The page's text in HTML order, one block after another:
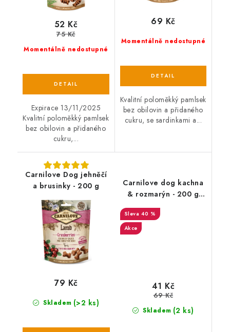
Momentálně nedostupné
52 Kč
75 Kč
Expirace 13/11/2025
Kvalitní poloměkký pamlsek
bez obilovin a přidaného
cukru,...
Momentálně nedostupné
69 Kč
Kvalitní poloměkký pamlsek
bez obilovin a přidaného
cukru, se sardinkami a...
Carnilove Dog jehněčí
a brusinky - 200 g
Skladem (>2 ks)
79 Kč
Carnilove dog kachna
& rozmarýn - 200 g
40 %
Akce
Skladem (2 ks)
41 Kč
69 Kč